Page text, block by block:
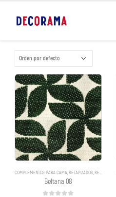
COMPLEMENTOS PARA CAMA,RETAPIZADOS,RETAPIZADOS
Beltana 08